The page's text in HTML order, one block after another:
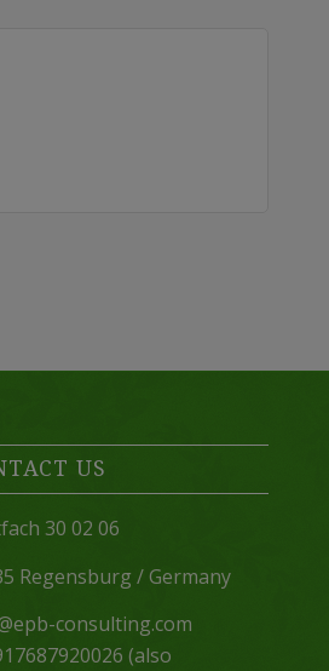
US
30 02 06
Regensburg / Germany
consulting.com
(also